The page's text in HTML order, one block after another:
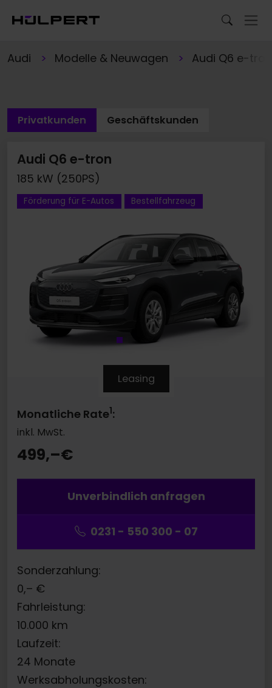
Audi Modelle & Neuwagen Audi Q6 e-tron
Privatkunden Geschäftskunden
Audi Q6 e-tron
185 kW (250PS)
Förderung für E-Autos Bestellfahrzeug
Leasing
Monatliche Rate1:
inkl. MwSt.
499,–€
Unverbindlich anfragen
0231 - 550 300 - 07
Sonderzahlung:
0,– €
Fahrleistung:
10.000 km
Laufzeit:
24 Monate
Werksabholungskosten: